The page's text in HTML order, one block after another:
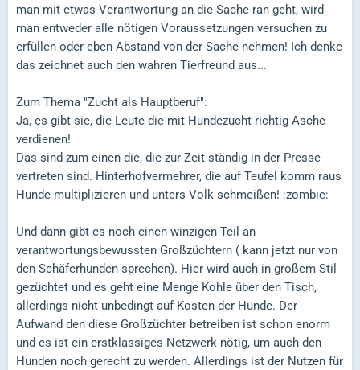
man mit etwas Verantwortung an die Sache ran geht, wird
man entweder alle nötigen Voraussetzungen versuchen zu
erfüllen oder eben Abstand von der Sache nehmen! Ich denke
das zeichnet auch den wahren Tierfreund aus...
Zum Thema "Zucht als Hauptberuf":
Ja, es gibt sie, die Leute die mit Hundezucht richtig Asche
verdienen!
Das sind zum einen die, die zur Zeit ständig in der Presse
vertreten sind. Hinterhofvermehrer, die auf Teufel komm raus
Hunde multiplizieren und unters Volk schmeißen! :zombie:
Und dann gibt es noch einen winzigen Teil an
verantwortungsbewussten Großzüchtern ( kann jetzt nur von
den Schäferhunden sprechen). Hier wird auch in großem Stil
gezüchtet und es geht eine Menge Kohle über den Tisch,
allerdings nicht unbedingt auf Kosten der Hunde. Der
Aufwand den diese Großzüchter betreiben ist schon enorm
und es ist ein erstklassiges Netzwerk nötig, um auch den
Hunden noch gerecht zu werden. Allerdings ist der Nutzen für